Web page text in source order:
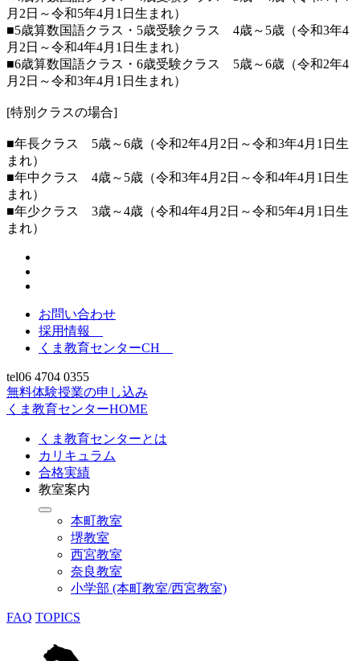
月2日～令和5年4月1日生まれ）
■5歳算数国語クラス・5歳受験クラス 4歳～5歳（令和3年4
月2日～令和4年4月1日生まれ）
■6歳算数国語クラス・6歳受験クラス 5歳～6歳（令和2年4
月2日～令和3年4月1日生まれ）
[特別クラスの場合]
■年長クラス 5歳～6歳（令和2年4月2日～令和3年4月1日生
まれ）
■年中クラス 4歳～5歳（令和3年4月2日～令和4年4月1日生
まれ）
■年少クラス 3歳～4歳（令和4年4月2日～令和5年4月1日生
まれ）
お問い合わせ
採用情報
くま教育センターCH
tel06 4704 0355
無料体験授業の申し込み
くま教育センターHOME
くま教育センターとは
カリキュラム
合格実績
教室案内
本町教室
堺教室
西宮教室
奈良教室
小学部 (本町教室/西宮教室)
FAQ TOPICS